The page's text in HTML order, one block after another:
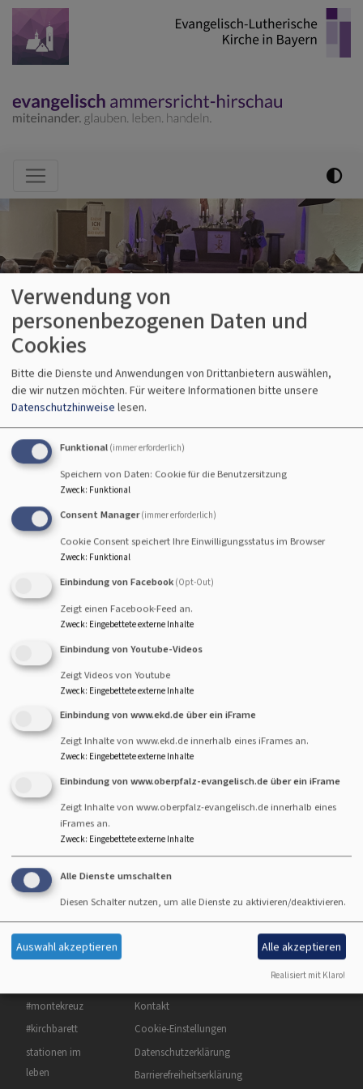
Direkt
zum
Inhalt
Hauptnavigation
Startseite #kirchbarett mit hubert treml
#kirchbarett mit hubert
treml
Ein Meister der
Doktor der Theologie,
ist Hubert Treml, der es
gekonnt geschafft hatte
mit seiner direkten aber
herzlichen Art die Zuschauer zu begeistern und sogar
(das hatte er beklagt) nach Gedichten zu Klatschen und
zu Lachen. Der Mix aus Musik und Gedichten, dazu
Popcorn in der Kirche und viele Soli auf der Gitarre
hatten den Abend zu einem Fest der Leichtigkeit
gemacht.
Ein besonderer Moment war die Zugabe. Der
"Unterhemdenbrando vom Hammerweg". Eines unserer
Gemeindeglieder ging mit auf die Bühne und spielte als
zweiter Gitarrist - neben Robert Prill - den Klassiker.
kirchbarett
#montekreuz
#kirchbarett
stationen im
leben
Kontakt
Cookie-Einstellungen
Datenschutzerklärung
Barrierefreiheitserklärung
Benutzermenü
Anmelden
Verwendung von
personenbezogenen Daten und
Cookies
Bitte die Dienste und Anwendungen von Drittanbietern auswählen,
die wir nutzen möchten. Für weitere Informationen bitte unsere
Datenschutzhinweise lesen.
Funktional (immer erforderlich)
Speichern von Daten: Cookie für die Benutzersitzung
Zweck: Funktional
Consent Manager (immer erforderlich)
Cookie Consent speichert Ihre Einwilligungsstatus im Browser
Zweck: Funktional
Einbindung von Facebook (Opt-Out)
Zeigt einen Facebook-Feed an.
Zweck: Eingebettete externe Inhalte
Einbindung von Youtube-Videos
Zeigt Videos von Youtube
Zweck: Eingebettete externe Inhalte
Einbindung von www.ekd.de über ein iFrame
Zeigt Inhalte von www.ekd.de innerhalb eines iFrames an.
Zweck: Eingebettete externe Inhalte
Einbindung von www.oberpfalz-evangelisch.de über ein iFrame
Zeigt Inhalte von www.oberpfalz-evangelisch.de innerhalb eines
iFrames an.
Zweck: Eingebettete externe Inhalte
Alle Dienste umschalten
Diesen Schalter nutzen, um alle Dienste zu aktivieren/deaktivieren.
Auswahl akzeptieren Alle akzeptieren
Realisiert mit Klaro!